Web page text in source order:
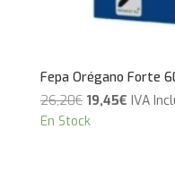
Fepa Orégano Forte
26,20€ El
precio
19,45€ElIVA
En Stock